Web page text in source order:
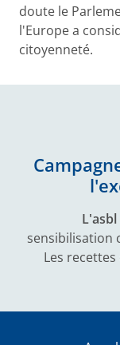
doute le
l'Europe a
citoyenneté.
sensibilisation
Les